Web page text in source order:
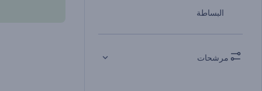
البساطة
مرشحات